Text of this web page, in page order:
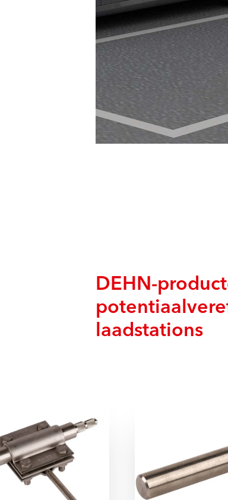
DEHN-
laadstations